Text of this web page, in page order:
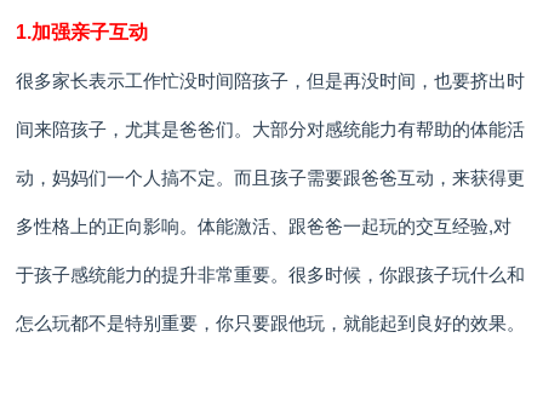
1.加强亲子互动
很多家长表示工作忙没时间陪孩子，但是再没时间，也要挤出时
间来陪孩子，尤其是爸爸们。大部分对感统能力有帮助的体能活
动，妈妈们一个人搞不定。而且孩子需要跟爸爸互动，来获得更
多性格上的正向影响。体能激活、跟爸爸一起玩的交互经验,对
于孩子感统能力的提升非常重要。很多时候，你跟孩子玩什么和
怎么玩都不是特别重要，你只要跟他玩，就能起到良好的效果。